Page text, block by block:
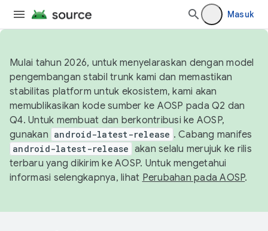
Masuk
Mulai tahun 2026, untuk menyelaraskan dengan model
pengembangan stabil trunk kami dan memastikan
stabilitas platform untuk ekosistem, kami akan
memublikasikan kode sumber ke AOSP pada Q2 dan
Q4. Untuk membuat dan berkontribusi ke AOSP,
gunakan android-latest-release . Cabang manifes
android-latest-release akan selalu merujuk ke rilis
terbaru yang dikirim ke AOSP. Untuk mengetahui
informasi selengkapnya, lihat Perubahan pada AOSP.